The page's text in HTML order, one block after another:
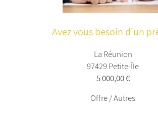
Avez vous besoin d'un
La Réunion
97429 Petite-Île
5 000,00 €
Offre / Autres